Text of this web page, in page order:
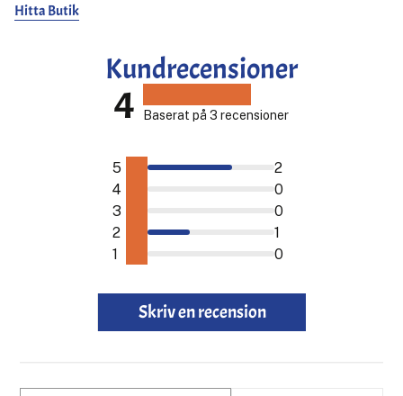
Hitta Butik
Kundrecensioner
4 Baserat på 3 recensioner
5
2
4
0
3
0
2
1
1
0
Skriv en recension